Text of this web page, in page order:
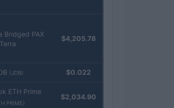
Bridged PAX
$4,205.78
(JDB) $0.022
ETH Prime
PRIME)
$2,034.90